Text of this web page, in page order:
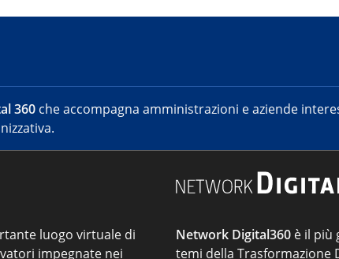
360 che accompagna amministrazioni e aziende
luogo virtuale di
impegnate nei
Network Digital360 è il più
temi della Trasformazione